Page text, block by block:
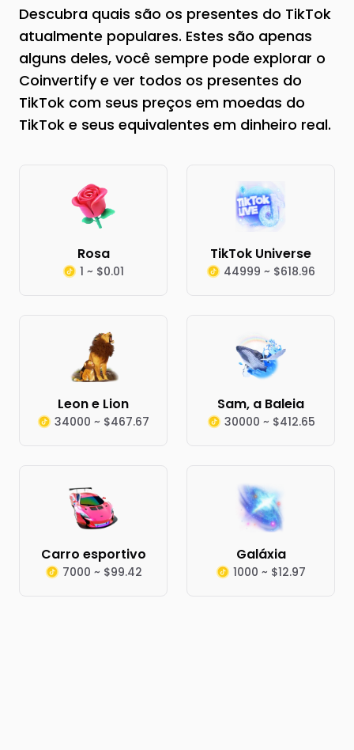
Descubra quais são os presentes do TikTok
atualmente populares. Estes são apenas
alguns deles, você sempre pode explorar o
Coinvertify e ver todos os presentes do
TikTok com seus preços em moedas do
TikTok e seus equivalentes em dinheiro real.
Rosa
1 ~ $0.01
TikTok Universe
44999 ~ $618.96
Leon e Lion
34000 ~ $467.67
Sam, a Baleia
30000 ~ $412.65
Carro esportivo
7000 ~ $99.42
Galáxia
1000 ~ $12.97